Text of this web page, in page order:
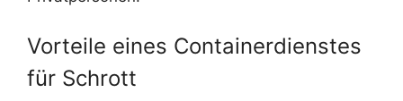
Vorteile eines Containerdienstes
für Schrott